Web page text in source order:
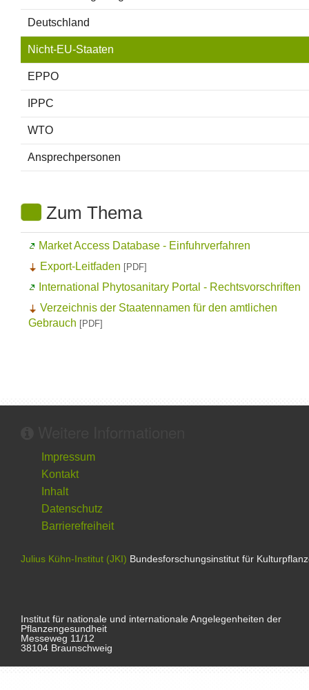
Deutschland
Nicht-EU-Staaten
EPPO
IPPC
WTO
Ansprechpersonen
Zum Thema
Market Access Database - Einfuhrverfahren
Export-Leitfaden [PDF]
International Phytosanitary Portal - Rechtsvorschriften
Verzeichnis der Staatennamen für den amtlichen
Gebrauch [PDF]
Impressum
Kontakt
Inhalt
Datenschutz
Barrierefreiheit
Julius Kühn-Institut (JKI) Bundesforschungsinstitut für
Institut für nationale und internationale Angelegenheiten der
Pflanzengesundheit
Messeweg 11/12
38104 Braunschweig